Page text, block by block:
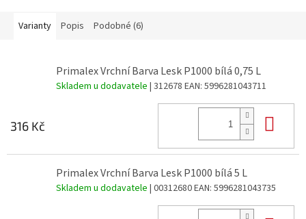
Varianty Popis Podobné (6)
Primalex Vrchní Barva Lesk P1000 bílá 0,75 L
Skladem u dodavatele | 312678 EAN: 5996281043711
316 Kč
Primalex Vrchní Barva Lesk P1000 bílá 5 L
Skladem u dodavatele | 00312680EAN: 5996281043735